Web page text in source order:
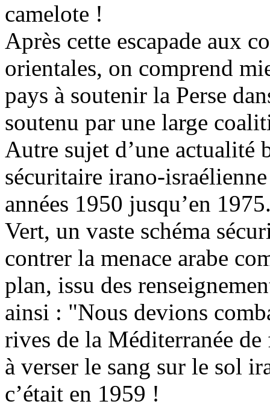
camelote !
Après cette escapade aux
orientales, on comprend
pays à soutenir la Perse
soutenu par une large
Autre sujet d’une actualité
sécuritaire irano-
années 1950 jusqu’en
Vert, un vaste schéma
contrer la menace arabe
plan, issu des
ainsi : "Nous devions
rives de la Méditerranée de
à verser le sang sur le sol
c’était en 1959 !